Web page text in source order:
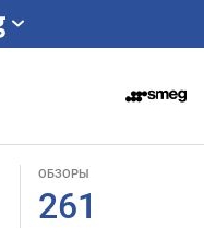
ОБЗОРЫ
261